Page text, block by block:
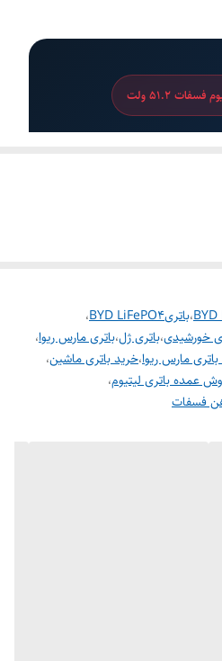
۵۱.۲ ولت
باتری لیتیوم فسفات (گرید A) با
پیشرفته
BYD،باتریBYD LiFePO4
،
خورشیدی،باتری ژل،باتری مارس ریوا،
مارس ریوا،خرید باتری ماشین،
عمده باتری لیتیوم،
فسفات